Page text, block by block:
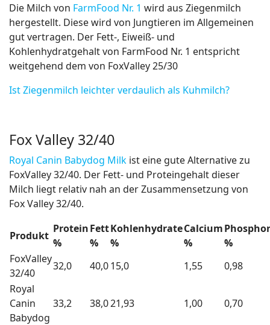
Die Milch von FarmFood Nr. 1 wird aus Ziegenmilch
hergestellt. Diese wird von Jungtieren im Allgemeinen
gut vertragen. Der Fett-, Eiweiß- und
Kohlenhydratgehalt von FarmFood Nr. 1 entspricht
weitgehend dem von FoxValley 25/30
Ist Ziegenmilch leichter verdaulich als Kuhmilch?
Fox Valley 32/40
Royal Canin Babydog Milk ist eine gute Alternative zu
FoxValley 32/40. Der Fett- und Proteingehalt dieser
Milch liegt relativ nah an der Zusammensetzung von
Fox Valley 32/40.
Produkt
Protein
%
Fett
%
Kohlenhydrate
%
Calcium
%
Phosphor
%
FoxValley
32/40
32,0 40,015,0 1,55
0,98
Royal
Canin
Babydog
33,2 38,021,93 1,00 0,70